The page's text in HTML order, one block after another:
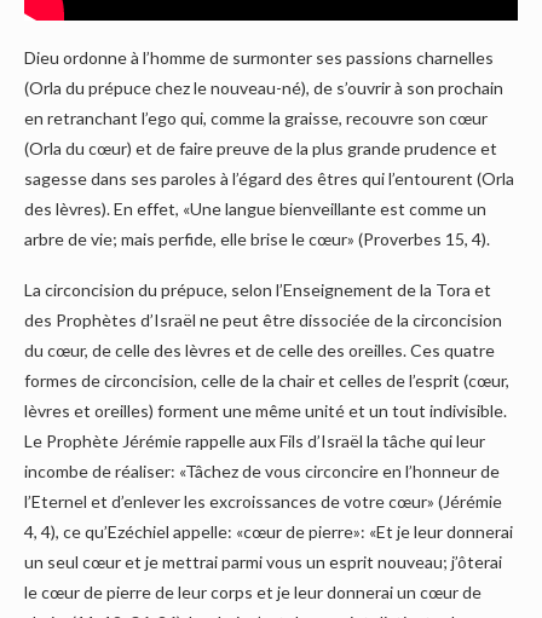
Dieu ordonne à l’homme de surmonter ses passions charnelles
(Orla du prépuce chez le nouveau-né), de s’ouvrir à son prochain
en retranchant l’ego qui, comme la graisse, recouvre son cœur
(Orla du cœur) et de faire preuve de la plus grande prudence et
sagesse dans ses paroles à l’égard des êtres qui l’entourent (Orla
des lèvres). En effet, «Une langue bienveillante est comme un
arbre de vie; mais perfide, elle brise le cœur» (Proverbes 15, 4).
La circoncision du prépuce, selon l’Enseignement de la Tora et
des Prophètes d’Israël ne peut être dissociée de la circoncision
du cœur, de celle des lèvres et de celle des oreilles. Ces quatre
formes de circoncision, celle de la chair et celles de l’esprit (cœur,
lèvres et oreilles) forment une même unité et un tout indivisible.
Le Prophète Jérémie rappelle aux Fils d’Israël la tâche qui leur
incombe de réaliser: «Tâchez de vous circoncire en l’honneur de
l’Eternel et d’enlever les excroissances de votre cœur» (Jérémie
4, 4), ce qu’Ezéchiel appelle: «cœur de pierre»: «Et je leur donnerai
un seul cœur et je mettrai parmi vous un esprit nouveau; j’ôterai
le cœur de pierre de leur corps et je leur donnerai un cœur de